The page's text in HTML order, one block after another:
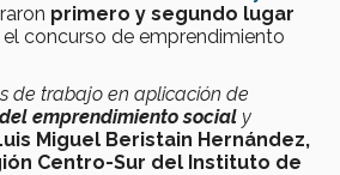
primero y segundo lugar
concurso de emprendimiento
de trabajo en aplicación de
emprendimiento social y
Miguel Beristain Hernández,
Centro-Sur del Instituto de